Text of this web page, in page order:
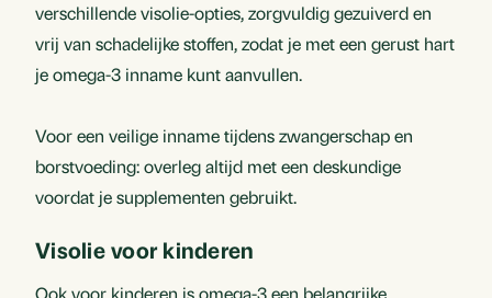
verschillende visolie-opties, zorgvuldig gezuiverd en
vrij van schadelijke stoffen, zodat je met een gerust hart
je omega-3 inname kunt aanvullen.
Voor een veilige inname tijdens zwangerschap en
borstvoeding: overleg altijd met een deskundige
voordat je supplementen gebruikt.
Visolie voor kinderen
Ook voor kinderen is omega-3 een belangrijke